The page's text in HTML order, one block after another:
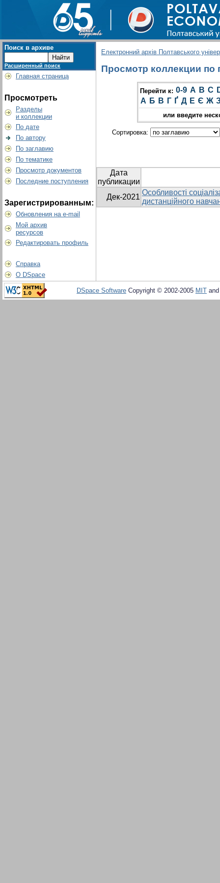
Поиск в архиве
Расширенный поиск
Главная страница
Просмотреть
Разделы
и коллекции
По дате
По автору
По заглавию
По тематике
Просмотр документов
Последние поступления
Зарегистрированным:
Обновления на e-mail
Мой архив
ресурсов
Редактировать профиль
Справка
О DSpace
Електронний архів Полтавського
Просмотр коллекции по
Перейти к: 0-9 A B C
А Б В Г Ґ Д Е Є Ж
или введите
Сортировка:
Дата
публикации
Дек-2021
Особливості
дистанційного
DSpace Software Copyright © 2002-2005 MIT